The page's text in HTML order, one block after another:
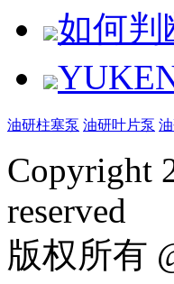
如何判
油研柱塞泵 油研叶片泵
Copyright
reserved
版权所有